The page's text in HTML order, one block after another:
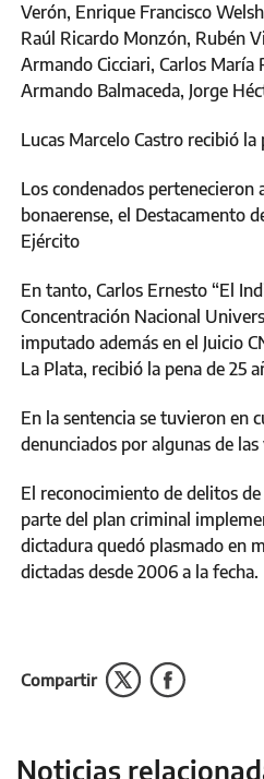
Verón, Enrique Francisco
Raúl Ricardo Monzón, Rubén
Armando Cicciari, Carlos
Armando Balmaceda, Jorge
Lucas Marcelo Castro recibió
Los condenados pertenecieron
bonaerense, el Destacamento
Ejército
En tanto, Carlos Ernesto “El
Concentración Nacional
imputado además en el Juicio
La Plata, recibió la pena de 25
En la sentencia se tuvieron en
denunciados por algunas de
El reconocimiento de delitos
parte del plan criminal
dictadura quedó plasmado en
dictadas desde 2006 a la fecha.
Compartir
Noticias